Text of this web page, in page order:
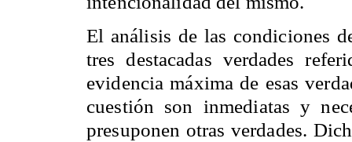
El análisis de las condiciones
tres destacadas verdades
evidencia máxima de esas
cuestión son inmediatas y
presuponen otras verdades.